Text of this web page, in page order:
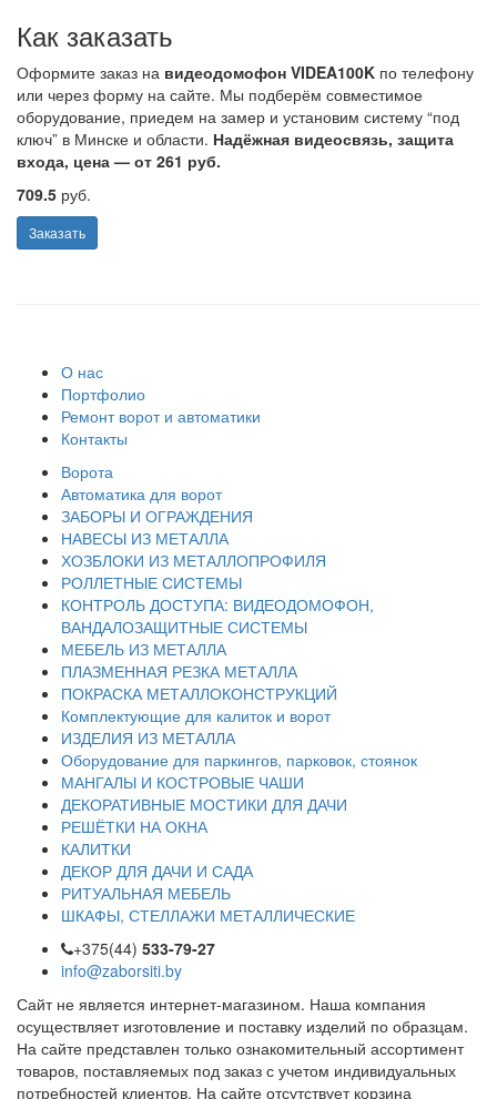
Как заказать
Оформите заказ на видеодомофон VIDEA100K по телефону
или через форму на сайте. Мы подберём совместимое
оборудование, приедем на замер и установим систему “под
ключ” в Минске и области. Надёжная видеосвязь, защита
входа, цена — от 261 руб.
709.5 руб.
Заказать
О нас
Портфолио
Ремонт ворот и автоматики
Контакты
Ворота
Автоматика для ворот
ЗАБОРЫ И ОГРАЖДЕНИЯ
НАВЕСЫ ИЗ МЕТАЛЛА
ХОЗБЛОКИ ИЗ МЕТАЛЛОПРОФИЛЯ
РОЛЛЕТНЫЕ СИСТЕМЫ
КОНТРОЛЬ ДОСТУПА: ВИДЕОДОМОФОН,
ВАНДАЛОЗАЩИТНЫЕ СИСТЕМЫ
МЕБЕЛЬ ИЗ МЕТАЛЛА
ПЛАЗМЕННАЯ РЕЗКА МЕТАЛЛА
ПОКРАСКА МЕТАЛЛОКОНСТРУКЦИЙ
Комплектующие для калиток и ворот
ИЗДЕЛИЯ ИЗ МЕТАЛЛА
Оборудование для паркингов, парковок, стоянок
МАНГАЛЫ И КОСТРОВЫЕ ЧАШИ
ДЕКОРАТИВНЫЕ МОСТИКИ ДЛЯ ДАЧИ
РЕШЁТКИ НА ОКНА
КАЛИТКИ
ДЕКОР ДЛЯ ДАЧИ И САДА
РИТУАЛЬНАЯ МЕБЕЛЬ
ШКАФЫ, СТЕЛЛАЖИ МЕТАЛЛИЧЕСКИЕ
+375(44) 533-79-27
info@zaborsiti.by
Сайт не является интернет-магазином. Наша компания
осуществляет изготовление и поставку изделий по образцам.
На сайте представлен только ознакомительный ассортимент
товаров, поставляемых под заказ с учетом индивидуальных
потребностей клиентов. На сайте отсутствует корзина